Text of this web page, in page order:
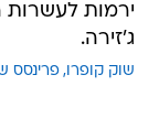
ירמות
ג'זירה.
שוק קופרו פרינסס